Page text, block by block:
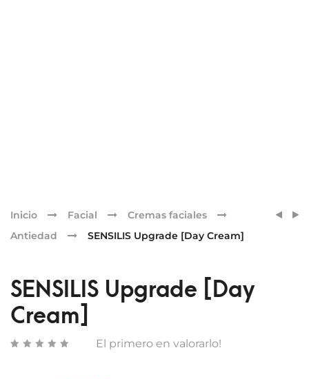
Inicio Facial
Cremas faciales
Antiedad
SENSILIS Upgrade [Day Cream]
SENSILIS Upgrade [Day
Cream]
El primero en valorarlo!